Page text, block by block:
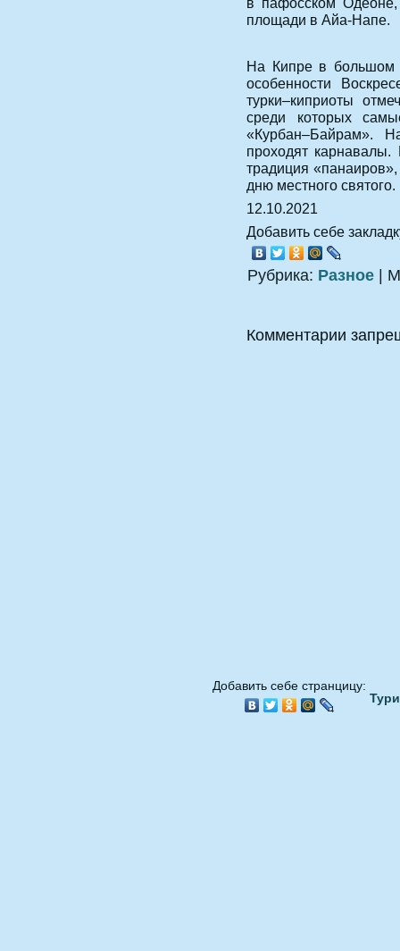
площади в Айа-Напе.
На Кипре в большом
особенности
турки–киприоты
среди которых
«Курбан–Байрам».
проходят
традиция
дню местного святого.
12.10.2021
Добавить себе
Рубрика: Разное |
Комментарии
Добавить себе странцицу: